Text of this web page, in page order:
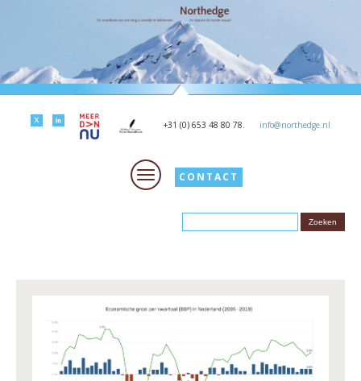
+31 (0) 653 48 80 78. info@northedge.nl
CONTACT